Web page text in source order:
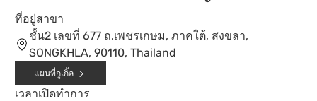
ที่อยู่สาขา
ชั้น2 เลขที่ 677 ถ.เพชรเกษม, ภาคใต้, สงขลา,
SONGKHLA, 90110, Thailand
แผนที่กูเกิ้ล
เวลาเปิดทำการ